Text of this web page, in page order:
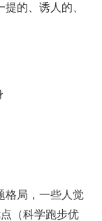
的、诱人的、
格局，一些人觉
（科学跑步优